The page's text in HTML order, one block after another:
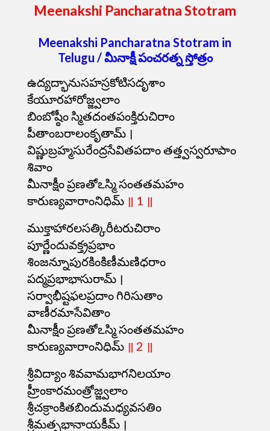
Meenakshi Pancharatna Stotram
Meenakshi Pancharatna Stotram in
Telugu / మీనాక్షీ పంచరత్న స్తోత్రం
ఉద్యద్భానుసహస్రకోటిసదృశాం
కేయూరహారోజ్జ్వలాం
బింబోష్ఠీం స్మితదంతపంక్తిరుచిరాం
పీతాంబరాలంకృతామ్ ।
విష్ణుబ్రహ్మసురేంద్రసేవితపదాం తత్త్వస్వరూపాం
శివాం
మీనాక్షీం ప్రణతోఽస్మి సంతతమహం
కారుణ్యవారాంనిధిమ్ ॥ 1 ॥
ముక్తాహారలసత్కిరీటరుచిరాం
పూర్ణేందువక్త్రప్రభాం
శింజన్నూపురకింకిణీమణిధరాం
పద్మప్రభాభాసురామ్ ।
సర్వాభీష్టఫలప్రదాం గిరిసుతాం
వాణీరమాసేవితాం
మీనాక్షీం ప్రణతోఽస్మి సంతతమహం
కారుణ్యవారాంనిధిమ్ ॥ 2 ॥
శ్రీవిద్యాం శివవామభాగనిలయాం
హ్రీంకారమంత్రోజ్జ్వలాం
శ్రీచక్రాంకితబిందుమధ్యవసతిం
శ్రీమత్సభానాయకీమ్ ।